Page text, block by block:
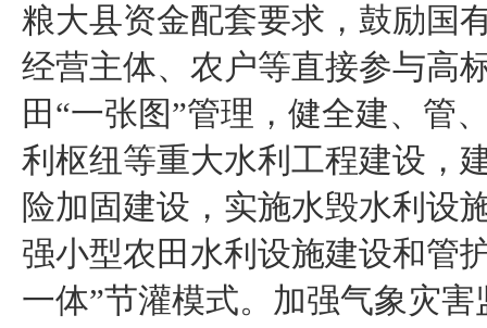
粮大县资金配套要求，鼓励国
经营主体、农户等直接参与高
田“一张图”管理，健全建、管
利枢纽等重大水利工程建设，
险加固建设，实施水毁水利设
强小型农田水利设施建设和管
一体”节灌模式。加强气象灾